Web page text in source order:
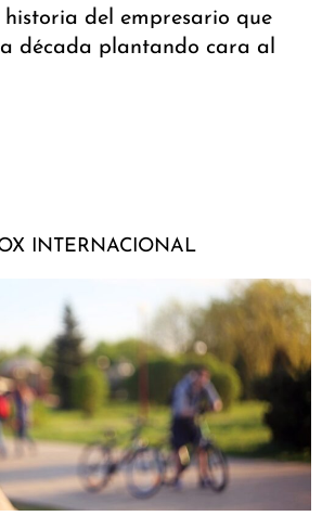
del empresario que
década plantando cara al
INTERNACIONAL